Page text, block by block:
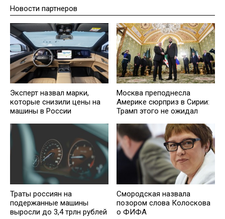
Новости партнеров
Эксперт назвал марки,
которые снизили цены на
машины в России
Москва преподнесла
Америке сюрприз в Сирии:
Трамп этого не ожидал
Траты россиян на
подержанные машины
выросли до 3,4 трлн рублей
Смородская назвала
позором слова Колоскова
о ФИФА